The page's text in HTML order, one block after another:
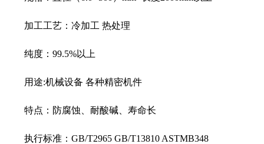
加工工艺：冷加工 热处理
纯度：99.5%以上
用途:机械设备 各种精密机件
特点：防腐蚀、耐酸碱、寿命长
执行标准：GB/T2965 GB/T13810 ASTMB348